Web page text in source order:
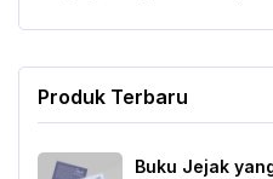
Produk Terbaru
Buku Jejak